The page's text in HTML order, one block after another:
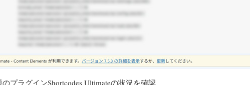
プラグインShortcodes Ultimateの状況を確認